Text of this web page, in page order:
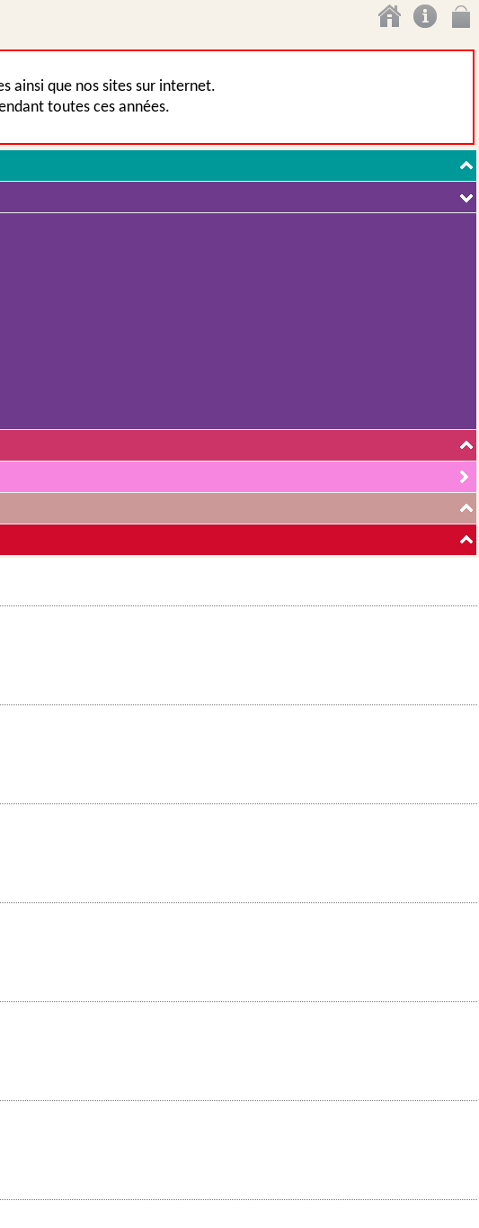
ainsi que nos sites sur internet.
toutes ces années.